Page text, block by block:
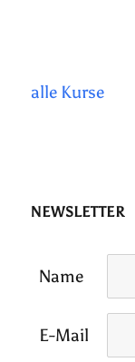
alle Kurse
NEWSLETTER
Name
E-Mail